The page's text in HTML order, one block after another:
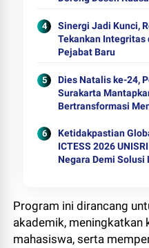
Sinergi Jadi Kunci,
Tekankan Integritas
Pejabat Baru
Dies Natalis ke-24,
Surakarta
Bertransformasi
Ketidakpastian
ICTESS 2026
Negara Demi
Program ini dirancang
akademik, meningkatkan
mahasiswa, serta